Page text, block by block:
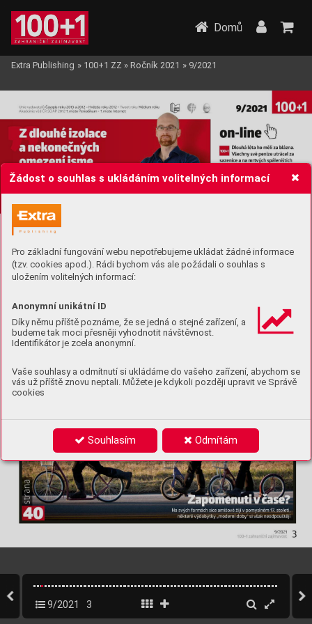
Žádost o souhlas s ukládáním volitelných informací
Pro základní fungování webu nepotřebujeme ukládat žádné informace
(tzv. cookies apod.). Rádi bychom vás ale požádali o souhlas s
uložením volitelných informací:
Anonymní unikátní ID
Díky němu příště poznáme, že se jedná o stejné zařízení, a
budeme tak moci přesněji vyhodnotit návštěvnost.
Identifikátor je zcela anonymní.
Vaše souhlasy a odmítnutí si ukládáme do vašeho zařízení, abychom se
vás už příště znovu neptali. Můžete je kdykoli později upravit ve Správě
cookies
Souhlasím Odmítám
Domů
Extra Publishing » 100+1 ZZ » Ročník 2021 » 9/2021
9/2021 3